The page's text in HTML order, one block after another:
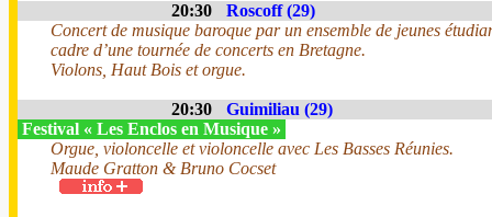
20:30
Roscoff (29)
Concert de musique baroque par un ensemble de jeunes
cadre d’une tournée de concerts en Bretagne.
Violons, Haut Bois et orgue.
20:30
Guimiliau (29)
Festival « Les Enclos en Musique »
Orgue, violoncelle et violoncelle avec Les Basses Réunies.
Maude Gratton & Bruno Cocset